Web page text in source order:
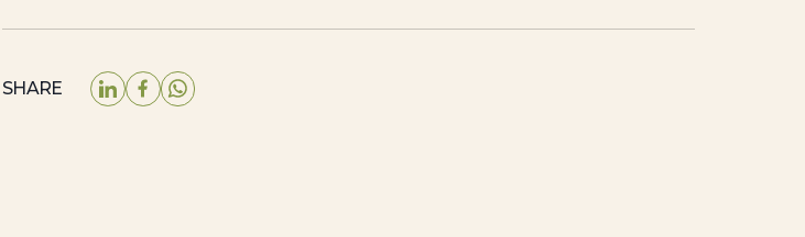
SHARE